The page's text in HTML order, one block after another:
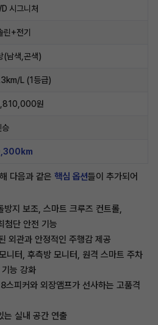
시그니처
린+전기
(남색,곤색)
L (1등급)
원
다음과 같은 핵심 옵션들이 추가되어
방지 보조, 스마트 크루즈 컨트롤,
첨단 안전 기능
외관과 안정적인 주행감 제공
니터, 후측방 모니터, 원격 스마트 주차
능 강화
스피커와 외장앰프가 선사하는 고품격
는 실내 공간 연출